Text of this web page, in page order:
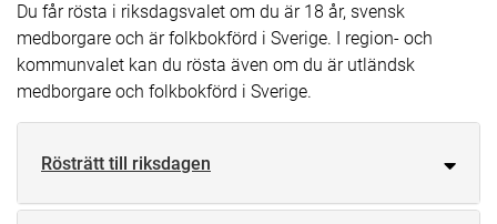
Du får rösta i riksdagsvalet om du är 18 år, svensk
medborgare och är folkbokförd i Sverige. I region- och
kommunvalet kan du rösta även om du är utländsk
medborgare och folkbokförd i Sverige.
Rösträtt till riksdagen